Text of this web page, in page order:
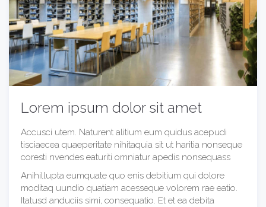
Lorem ipsum dolor sit amet
Accusci utem. Naturent alitium eum quidus acepudi
tisciaecea quaeperitate nihitaquia sit ut haritia nonseque
coresti nvendes eaturiti omniatur apedis nonsequass
Anihillupta eumquate quo enis debitium qui dolore
moditaq uundio quatiam acesseque volorem rae eatio.
Itatusd anduciis simi, consequatio. Et et ea debita